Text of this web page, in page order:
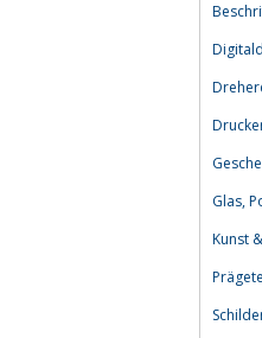
Glas,
Kunst